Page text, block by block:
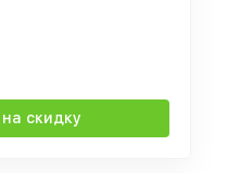
скидку